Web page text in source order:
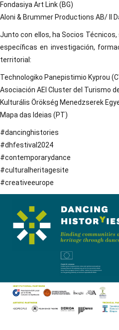
Fondasiya Art Link (BG)
Aloni & Brummer Productions AB/ Il
Junto con ellos, ha Socios
específicas en investigación,
territorial:
Technologiko Panepistimio Kyprou
Asociación AEI Cluster del Turismo
Kulturális Örökség Menedzserek
Mapa das Ideias (PT)
#dancinghistories
#dhfestival2024
#contemporarydance
#culturalheritagesite
#creativeeurope